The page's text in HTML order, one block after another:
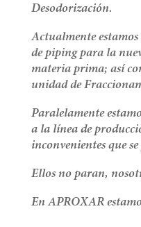
Desodorización.
Actualmente
de piping para la
materia prima; así
unidad de
Paralelamente
a la línea de
inconvenientes que
Ellos no paran,
En APROXAR